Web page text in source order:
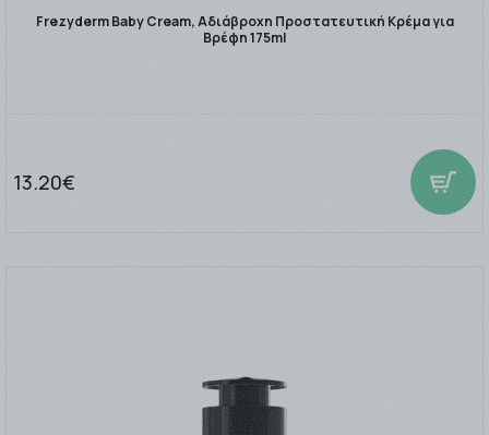
Frezyderm Baby Cream, Αδιάβροχη Προστατευτική Κρέμα για
Βρέφη 175ml
13.20€